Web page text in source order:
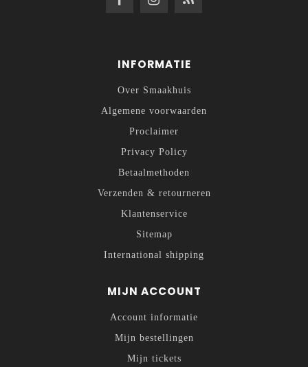
INFORMATIE
Over Smaakhuis
Algemene voorwaarden
Proclaimer
Privacy Policy
Betaalmethoden
Verzenden & retourneren
Klantenservice
Sitemap
International shipping
MIJN ACCOUNT
Account informatie
Mijn bestellingen
Mijn tickets